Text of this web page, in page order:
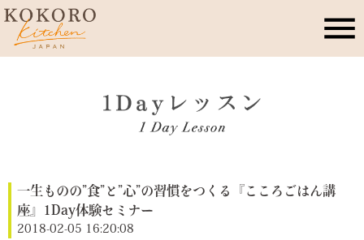
こころキッチンとは
レッスン・イベント
一生ものの”食”と”心”の習慣をつくる『こころごはん講
座』1Day体験セミナー
2018-02-05 16:20:08